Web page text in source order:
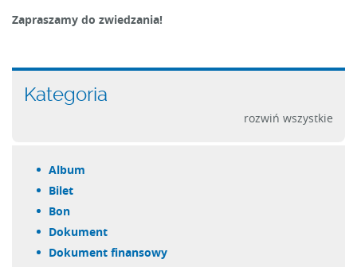
Zapraszamy do zwiedzania!
Kategoria
rozwiń wszystkie
album
bilet
bon
dokument
dokument finansowy